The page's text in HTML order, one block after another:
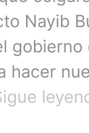
Nayib
gobierno
hacer